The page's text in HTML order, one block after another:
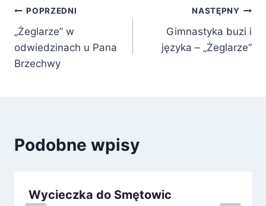
Nawigacja
wpisu
POPRZEDNI
„Żeglarze” w
odwiedzinach u Pana
Brzechwy
NASTĘPNY
Gimnastyka buzi i
języka – „Żeglarze”
Podobne wpisy
Wycieczka do Smętowic